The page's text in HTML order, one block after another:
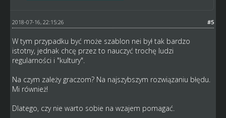
#5
2018-07-16, 22:15:26
W tym przypadku być może szablon nei był tak bardzo
istotny, jednak chcę przez to nauczyć trochę ludzi
regularności i "kultury".
Na czym zależy graczom? Na najszybszym rozwiązaniu błędu.
Mi również!
Dlatego, czy nie warto sobie na wzajem pomagać.